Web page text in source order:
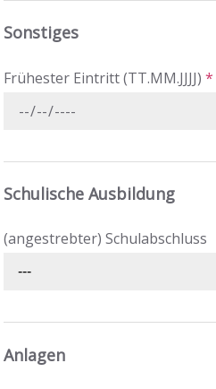
Sonstiges
Frühester Eintritt (TT.MM.JJJJ)*
Schulische Ausbildung
(angestrebter) Schulabschluss
---
Anlagen